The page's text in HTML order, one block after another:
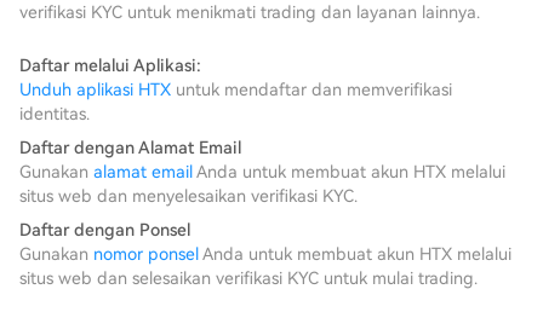
verifikasi KYC untuk menikmati trading dan layanan lainnya.
Daftar melalui Aplikasi:
Unduh aplikasi HTX untuk mendaftar dan memverifikasi
identitas.
Daftar dengan Alamat Email
Gunakan alamat email Anda untuk membuat akun HTX melalui
situs web dan menyelesaikan verifikasi KYC.
Daftar dengan Ponsel
Gunakan nomor ponsel Anda untuk membuat akun HTX melalui
situs web dan selesaikan verifikasi KYC untuk mulai trading.